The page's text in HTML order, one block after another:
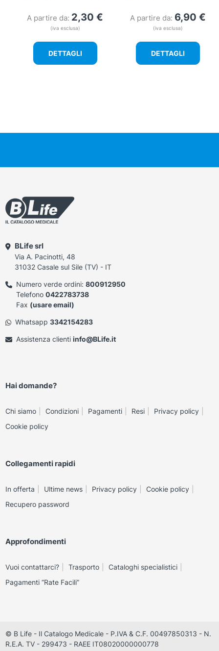
A partire da: 2,30 €
(iva esclusa)
DETTAGLI
A partire da: 6,90 €
(iva esclusa)
DETTAGLI
BLife srl
Via A. Pacinotti, 48
31032 Casale sul Sile (TV) - IT
Numero verde ordini: 800912950
Telefono 0422783738
Fax (usare email)
Whatsapp 3342154283
Assistenza clienti info@BLife.it
Hai domande?
Chi siamo Condizioni Pagamenti Resi
Privacy policy
Cookie policy
Collegamenti rapidi
In offerta Ultime news Privacy policy
Cookie policy
Recupero password
Approfondimenti
Vuoi contattarci? Trasporto
Cataloghi specialistici
Pagamenti “Rate Facili”
© B Life - Il Catalogo Medicale - P.IVA & C.F. 00497850313 - N.
R.E.A. TV - 299473 - RAEE IT08020000000778